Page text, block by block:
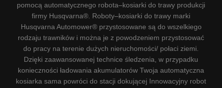
pomocą automatycznego robota–kosiarki do trawy produkcji
firmy Husqvarna®. Roboty–kosiarki do trawy marki
Husqvarna Automower® przystosowane są do wszelkiego
rodzaju trawników i można je z powodzeniem przystosować
do pracy na terenie dużych nieruchomości/ połaci ziemi.
Dzięki zaawansowanej technice śledzenia, w przypadku
konieczności ładowania akumulatorów Twoja automatyczna
kosiarka sama powróci do stacji dokującej Innowacyjny robot